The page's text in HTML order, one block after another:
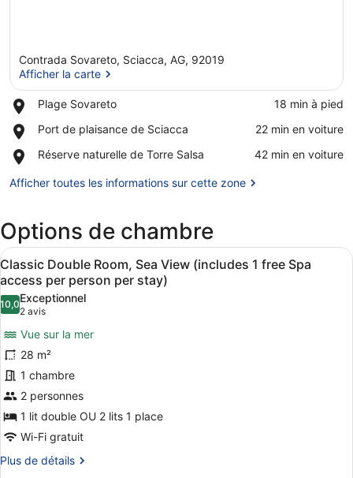
Contrada Sovareto, Sciacca, AG, 92019
Afficher la carte
Plage Sovareto
Place,
Sovareto
‪18 min à pied‬
Port de plaisance de Sciacca
Place,
de
de
‪22 min en voiture‬
Réserve naturelle de Torre Salsa
Place,
naturelle
Salsa
‪42 min en voiture‬
Afficher toutes les informations sur cette zone
Options de chambre
Afficher
toutes
les
photos
pour
ce
type
de
chambre :
Classic
Double
Room,
Une chambre d’hôtel équipée
4
Classic Double Room, Sea View (includes 1 free Spa
access per person per stay)
10,010,0 sur 10
Exceptionnel
2 avis
(2 avis)
Vue sur la mer
28 m²
1 chambre
2 personnes
1 lit double OU 2 lits 1 place
Wi-Fi gratuit
Plus de détails
Plus